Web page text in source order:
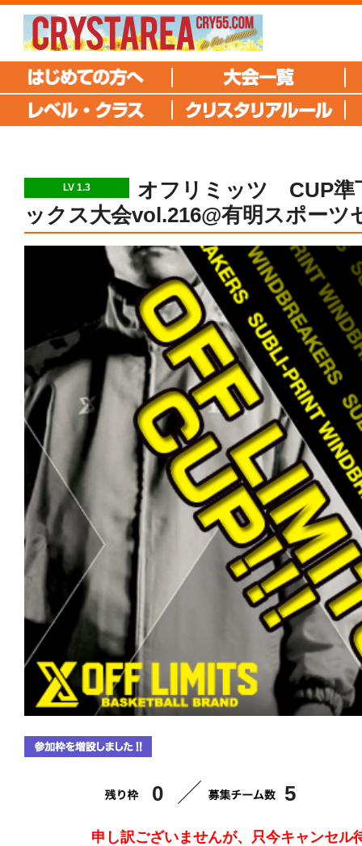
LV 1.3
オフリミッツ CUP準
ックス大会vol.216@有明スポーツ
0 5
申し訳ございませんが、只今キャンセル